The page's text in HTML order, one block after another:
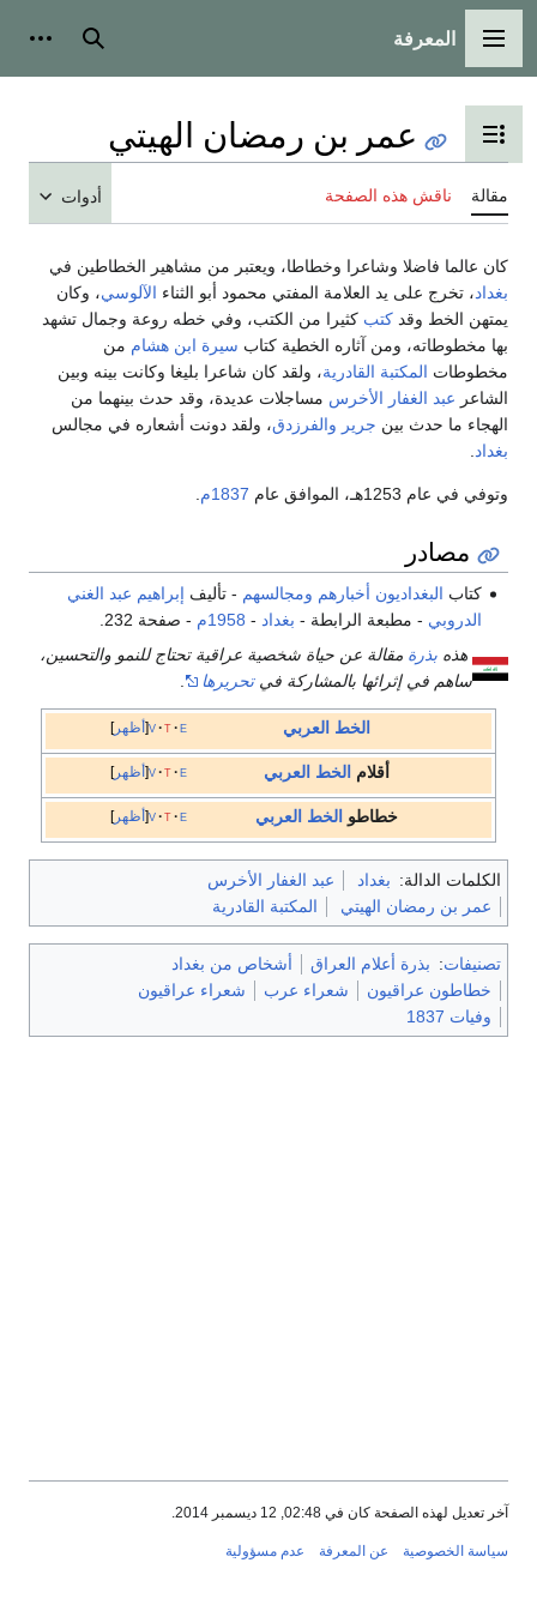
القائمة الرئيسية
المعرفة بحث
تبديل عرض جدول المحتويات
عمر بن رمضان الهيتي
مقالة ناقش هذه الصفحة أدوات
كان عالما فاضلا وشاعرا وخطاطا، ويعتبر من مشاهير الخطاطين في
بغداد، تخرج على يد العلامة المفتي محمود أبو الثناء الآلوسي، وكان
يمتهن الخط وقد كتب كثيرا من الكتب، وفي خطه روعة وجمال تشهد
بها مخطوطاته، ومن آثاره الخطية كتاب سيرة ابن هشام من
مخطوطات المكتبة القادرية، ولقد كان شاعرا بليغا وكانت بينه وبين
الشاعر عبد الغفار الأخرس مساجلات عديدة، وقد حدث بينهما من
الهجاء ما حدث بين جرير والفرزدق، ولقد دونت أشعاره في مجالس
بغداد
وتوفي في عام 1253هـ، الموافق عام 1837م
مصادر
كتاب البغداديون أخبارهم ومجالسهم - تأليف إبراهيم عبد الغني
الدروبي - مطبعة الرابطة - بغداد - 1958م
- صفحة 232.
هذه بذرة مقالة عن حياة شخصية عراقية تحتاج للنمو والتحسين،
ساهم في إثرائها بالمشاركة فيتحريرها
أظهر v t e الخط العربي
أظهر v t e أقلام الخط العربي
أظهر v t e خطاطو الخط العربي
الكلمات الدالة: بغداد
عبد الغفار الأخرس
عمر بن رمضان الهيتي
المكتبة القادرية
تصنيفات: بذرة أعلام العراق
أشخاص من بغداد
خطاطون عراقيون
شعراء عرب
شعراء عراقيون
وفيات 1837
آخر تعديل لهذه الصفحة كان في 02:48, 12 ديسمبر 2014.
سياسة الخصوصية عن المعرفة عدم مسؤولية